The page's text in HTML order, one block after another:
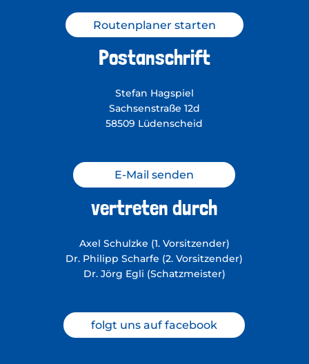
Routenplaner starten
Postanschrift
Stefan Hagspiel
Sachsenstraße 12d
58509 Lüdenscheid
E-Mail senden
vertreten durch
Axel Schulzke (1. Vorsitzender)
Dr. Philipp Scharfe (2. Vorsitzender)
Dr. Jörg Egli (Schatzmeister)
folgt uns auf facebook